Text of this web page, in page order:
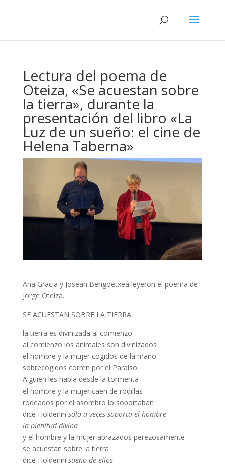
Lectura del poema de
Oteiza, «Se acuestan sobre
la tierra», durante la
presentación del libro «La
Luz de un sueño: el cine de
Helena Taberna»
Ana Gracia y Josean Bengoetxea leyeron el poema de
Jorge Oteiza.
SE ACUESTAN SOBRE LA TIERRA
la tierra es divinizada al comienzo
al comienzo los animales son divinizados
el hombre y la mujer cogidos de la mano
sobrecogidos corren por el Paraíso
Alguien les habla desde la tormenta
el hombre y la mujer caen de rodillas
rodeados por el asombro lo soportaban
dice Hölderlin sólo a veces soporta el hombre
la plenitud divina
y el hombre y la mujer abrazados perezosamente
se acuestan sobre la tierra
dice Hölderlin sueño de ellos